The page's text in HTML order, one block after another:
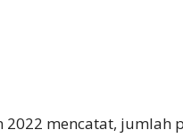
mencatat, jumlah